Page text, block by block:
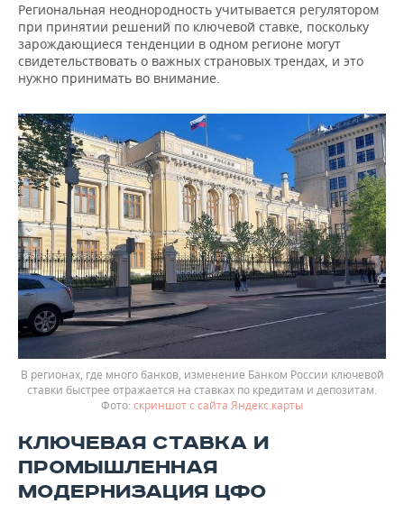
Региональная неоднородность учитывается регулятором
при принятии решений по ключевой ставке, поскольку
зарождающиеся тенденции в одном регионе могут
свидетельствовать о важных страновых трендах, и это
нужно принимать во внимание.
В регионах, где много банков, изменение Банком России ключевой
ставки быстрее отражается на ставках по кредитам и депозитам.
скриншот с сайта Яндекс.карты
КЛЮЧЕВАЯ СТАВКА И
ПРОМЫШЛЕННАЯ
МОДЕРНИЗАЦИЯ ЦФО